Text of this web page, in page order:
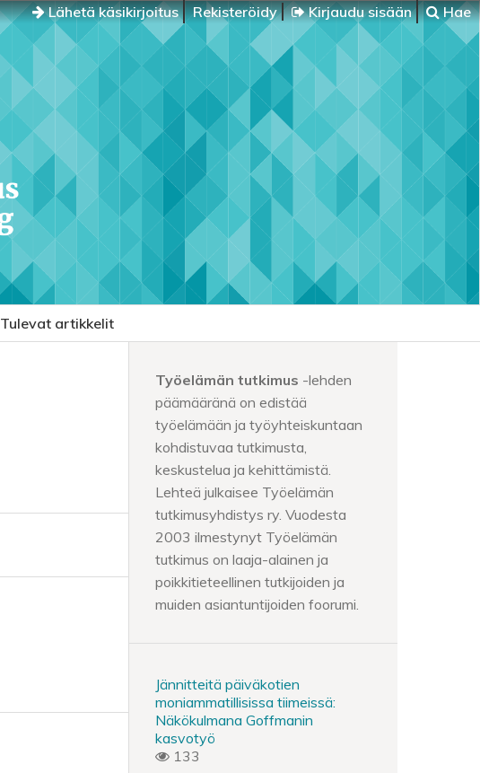
Lähetä käsikirjoitus Rekisteröidy Kirjaudu sisään Hae
Tulevat artikkelit
Työelämän tutkimus -lehden
päämääränä on edistää
työelämään ja työyhteiskuntaan
kohdistuvaa tutkimusta,
keskustelua ja kehittämistä.
Lehteä julkaisee Työelämän
tutkimusyhdistys ry. Vuodesta
2003 ilmestynyt Työelämän
tutkimus on laaja-alainen ja
poikkitieteellinen tutkijoiden ja
muiden asiantuntijoiden foorumi.
Jännitteitä päiväkotien
moniammatillisissa tiimeissä:
Näkökulmana Goffmanin
kasvotyö
133